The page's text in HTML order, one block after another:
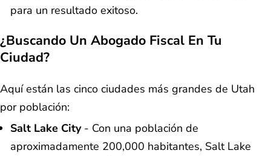
para un resultado exitoso.
¿Buscando Un Abogado Fiscal En Tu
Ciudad?
Aquí están las cinco ciudades más grandes de Utah
por población:
Salt Lake City- Con una población de
aproximadamente 200,000 habitantes, Salt Lake